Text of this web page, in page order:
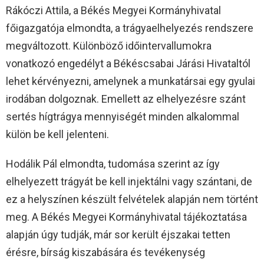
Rákóczi Attila, a Békés Megyei Kormányhivatal
főigazgatója elmondta, a trágyaelhelyezés rendszere
megváltozott. Különböző időintervallumokra
vonatkozó engedélyt a Békéscsabai Járási Hivataltól
lehet kérvényezni, amelynek a munkatársai egy gyulai
irodában dolgoznak. Emellett az elhelyezésre szánt
sertés hígtrágya mennyiségét minden alkalommal
külön be kell jelenteni.
Hodálik Pál elmondta, tudomása szerint az így
elhelyezett trágyát be kell injektálni vagy szántani, de
ez a helyszínen készült felvételek alapján nem történt
meg. A Békés Megyei Kormányhivatal tájékoztatása
alapján úgy tudják, már sor került éjszakai tetten
érésre, bírság kiszabására és tevékenység